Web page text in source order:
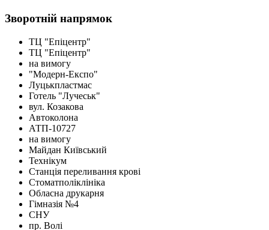
Зворотній напрямок
ТЦ "Епіцентр"
ТЦ "Епіцентр"
на вимогу
"Модерн-Експо"
Луцькпластмас
Готель "Лучеськ"
вул. Козакова
Автоколона
АТП-10727
на вимогу
Майдан Київський
Технікум
Станція переливання крові
Стоматполіклініка
Обласна друкарня
Гімназія №4
СНУ
пр. Волі